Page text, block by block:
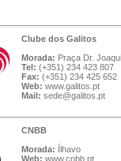
Clube dos Galitos
Morada: Praça Dr.
Tel: (+351) 234 423 807
Fax: (+351) 234 425 652
Web: www.galitos.pt
Mail: sede@galitos.pt
CNBB
Morada: Ílhavo
Web: www.cnbb.pt